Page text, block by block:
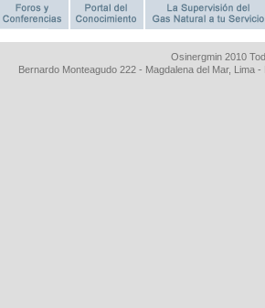
Osinergmin 2010
Bernardo Monteagudo 222 - Magdalena del Mar, Lima